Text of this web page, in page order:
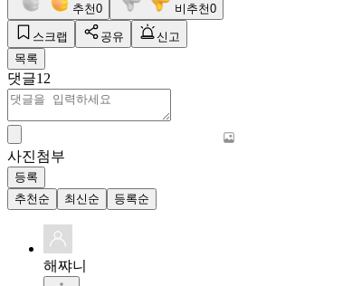
추천0 비추천0
스크랩 공유
신고
목록
댓글12
사진첨부
등록
추천순
최신순 등록순
해쨔니